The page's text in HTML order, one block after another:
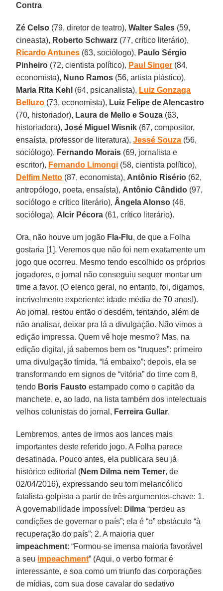
Contra
Zé Celso (79, diretor de teatro),Walter Sales (59,
cineasta), Roberto Schwarz (77, crítico literário),
Ricardo Antunes (63, sociólogo), Paulo Sérgio
Pinheiro (72, cientista político), Paul Singer (84,
economista), Nuno Ramos (56, artista plástico),
Maria Rita Kehl (64, psicanalista), Luiz Gonzaga
Belluzo (73, economista), Luiz Felipe de Alencastro
(70, historiador), Laura de Mello e Souza (63,
historiadora), José Miguel Wisnik (67, compositor,
ensaísta, professor de literatura),Jessé Souza (56,
sociólogo), Fernando Morais (69, jornalista e
escritor), Fernando Limongi (58, cientista político),
Delfim Netto (87, economista), Antônio Risério (62,
antropólogo, poeta, ensaísta), Antônio Cândido (97,
sociólogo e crítico literário), Ângela Alonso (46,
socióloga), Alcir Pécora (61, crítico literário).
Ora, não houve um jogão Fla-Flu, de que a Folha
gostaria [1]. Veremos que não foi nem exatamente um
jogo que ocorreu. Mesmo tendo escolhido os próprios
jogadores, o jornal não conseguiu sequer montar um
time a favor. (O elenco geral, no entanto, foi, digamos,
incrivelmente experiente: idade média de 70 anos!).
Ao jornal, restou então o desdém, tentando, além de
não analisar, deixar pra lá a divulgação. Não vimos a
edição impressa. Quem vê hoje mesmo? Mas, na
edição digital, já sabemos bem os “truques”: primeiro
uma divulgação tímida, “lá embaixo”; depois, ela se
transformando em signos de “vitória” do time com 8,
tendo Boris Fausto estampado como o capitão da
manchete, e, ao lado, na lista também dos intelectuais
velhos colunistas do jornal, Ferreira Gullar.
Lembremos, antes de irmos aos lances mais
importantes deste referido jogo. A Folha parece
desatinada. Pouco antes, ela publicara seu já
histórico editorial (Nem Dilma nem Temer, de
02/04/2016), expressando seu tom melancólico
fatalista-golpista a partir de três argumentos-chave: 1.
A governabilidade impossível: Dilma “perdeu as
condições de governar o país”; ela é “o” obstáculo “à
recuperação do país”; 2. A maioria quer
impeachment: “Formou-se imensa maioria favorável
a seu impeachment” (Aqui, o verbo formar é
interessante, e soa como um triunfo das corporações
de mídias, com sua dose cavalar do sedativo